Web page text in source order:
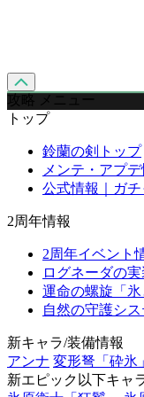
攻略 メニュー
トップ
鈴蘭の剣トップ
メンテ・アプ
公式情報｜ガ
2周年情報
2周年イベント
ログネーダの
運命の螺旋「氷
自然の守護シ
新キャラ/装備情報
アンナ 変形弩「砕氷」
新エピック以下キャ